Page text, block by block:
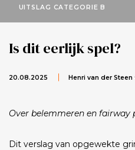
UITSLAG CATEGORIE B
Is dit eerlijk spel?
20.08.2025 Henri van der Steen
Over belemmeren en fairway
Dit verslag van opgewekte